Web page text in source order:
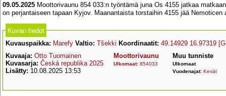
09.05.2025 Moottorivaunu 854 033:n työntämä juna Os 4155 jatkaa
on perjantaiseen tapaan Kyjov. Maanantaista torstaihin 4155 jää Nemoticen
Kuvan tiedot
Kuvauspaikka: Marefy Valtio: Tšekki Koordinaatit: 49.14929 16.97319
Kuvaaja: Otto Tuomainen
Kuvasarja: Česká republika 2025
Lisätty: 10.08.2025 13:53
Moottorivaunu
Ulkomaat: 854033
Muu tunniste
Ulkomaat
Vuodenajat: Kevät